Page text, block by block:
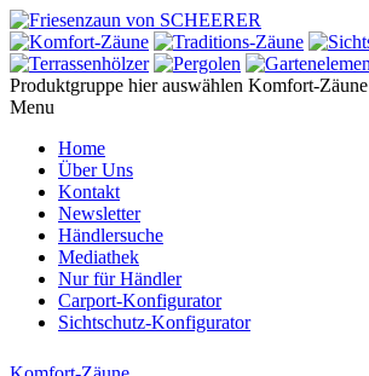
Produktgruppe hier auswählen Komfort-Zäune
Menu
Home
Über Uns
Kontakt
Newsletter
Händlersuche
Mediathek
Nur für Händler
Carport-Konfigurator
Sichtschutz-Konfigurator